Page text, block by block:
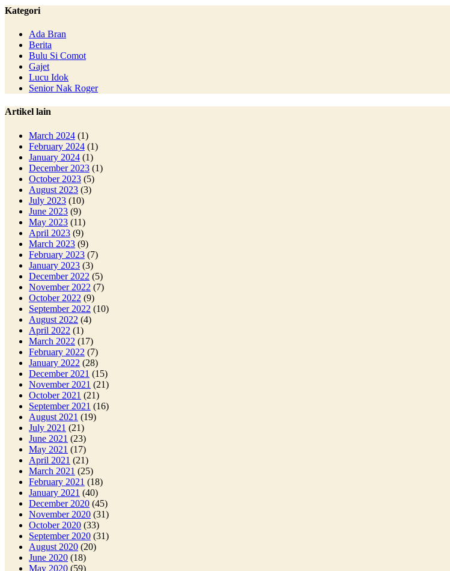
Kategori
Ada Bran
Berita
Bulu Si Comot
Gajet
Lucu Idok
Senior Nak Roger
Artikel lain
March 2024 (1)
February 2024 (1)
January 2024 (1)
December 2023 (1)
October 2023 (5)
August 2023 (3)
July 2023 (10)
June 2023 (9)
May 2023 (11)
April 2023 (9)
March 2023 (9)
February 2023 (7)
January 2023 (3)
December 2022 (5)
November 2022 (7)
October 2022 (9)
September 2022 (10)
August 2022 (4)
April 2022 (1)
March 2022 (17)
February 2022 (7)
January 2022 (28)
December 2021 (15)
November 2021 (21)
October 2021 (21)
September 2021 (16)
August 2021 (19)
July 2021 (21)
June 2021 (23)
May 2021 (17)
April 2021 (21)
March 2021 (25)
February 2021 (18)
January 2021 (40)
December 2020 (45)
November 2020 (31)
October 2020 (33)
September 2020 (31)
August 2020 (20)
June 2020 (18)
May 2020 (59)